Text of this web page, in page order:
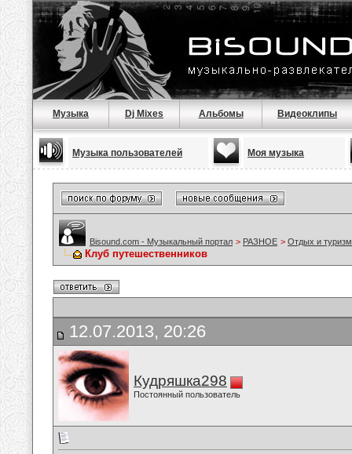
Музыка Dj Mixes Альбомы Видеоклипы
Музыка пользователей Моя музыка
Bisound.com - Музыкальный портал > РАЗНОЕ > Отдых и туризм
Клуб путешественников
12.07.2013, 20:26
Кудряшка298
Постоянный пользователь